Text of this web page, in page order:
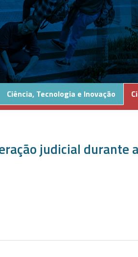
Ciência, Tecnologia e Inovação
judicial durante a